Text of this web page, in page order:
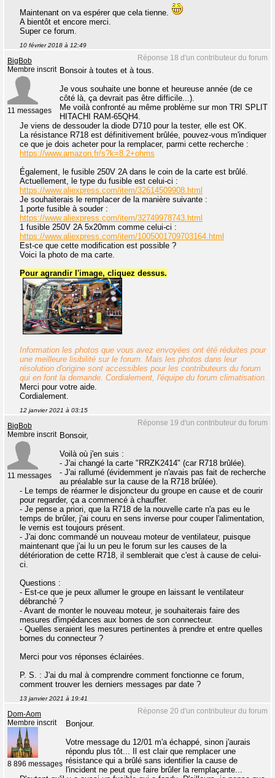
Maintenant on va espérer que cela tienne.
A bientôt et encore merci.
Super ce forum.
10 février 2018 à 12:49
Réponse 18 d'un contributeur du forum
BigBob
Membre inscrit
11 messages
Bonsoir à toutes et à tous.
Je vous souhaite une bonne et heureuse année (de ce
côté là, ça devrait pas être difficile...).
Me voilà confronté au même problème sur mon TRI SPLIT
HITACHI RAM-65QH4.
Je viens de dessouder la diode D710 pour la tester, elle est OK.
La résistance R718 est définitivement brûlée, pouvez-vous m'indiquer
ce que je dois acheter pour la remplacer, parmi cette recherche :
https://www.amazon.fr/s?k=8.2+ohms
Également, le fusible 250V 2A dans le coin de la carte est brûlé.
Actuellement, le type du fusible est celui-ci :
https://www.aliexpress.com/item/32614509908.html
Je souhaiterais le remplacer de la manière suivante :
1 porte fusible à souder :
https://www.aliexpress.com/item/32749978743.html
1 fusible 250V 2A 5x20mm comme celui-ci :
https://www.aliexpress.com/item/1005001709703164.html
Est-ce que cette modification est possible ?
Voici la photo de ma carte.
Pour agrandir l'image, cliquez dessus.
Information les photos que vous avez envoyées ont été réduites pour
une meilleure lisibilité sur le forum. Mais les photos dans leur
résolution d'origine sont accessibles pour les contributeurs du forum
qui en font la demande. Cordialement, l'équipe du forum climatisation.
Merci pour votre aide.
Cordialement.
12 janvier 2021 à 03:15
Réponse 19 d'un contributeur du forum
BigBob
Membre inscrit
11 messages
Bonsoir,
Voilà où j'en suis :
- J'ai changé la carte "RRZK2414" (car R718 brûlée).
- J'ai rallumé (évidemment je n'avais pas fait de recherche
au préalable sur la cause de la R718 brûlée).
- Le temps de réarmer le disjoncteur du groupe en cause et de courir
pour regarder, ça a commencé à chauffer.
- Je pense a priori, que la R718 de la nouvelle carte n'a pas eu le
temps de brûler, j'ai couru en sens inverse pour couper l'alimentation,
le vernis est toujours présent.
- J'ai donc commandé un nouveau moteur de ventilateur, puisque
maintenant que j'ai lu un peu le forum sur les causes de la
détérioration de cette R718, il semblerait que c'est à cause de celui-
ci.
Questions :
- Est-ce que je peux allumer le groupe en laissant le ventilateur
débranché ?
- Avant de monter le nouveau moteur, je souhaiterais faire des
mesures d'impédances aux bornes de son connecteur.
- Quelles seraient les mesures pertinentes à prendre et entre quelles
bornes du connecteur ?
Merci pour vos réponses éclairées.
P. S. : J'ai du mal à comprendre comment fonctionne ce forum,
comment trouver les derniers messages par date ?
13 janvier 2021 à 19:41
Réponse 20 d'un contributeur du forum
Dom-Aom
Membre inscrit
8 896 messages
Bonjour.
Votre message du 12/01 m'a échappé, sinon j'aurais
répondu plus tôt... Il est clair que remplacer une
résistance qui a brûlé sans identifier la cause de
l'incident ne peut que faire brûler la remplaçante...